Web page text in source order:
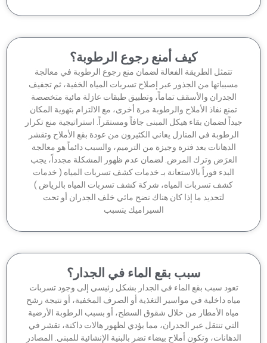
كيف أمنع رجوع الرطوبة؟
تتمثل الطريقة الفعالة لضمان منع رجوع الرطوبة في معالجة
من الجذور عبر إصلاح تسربات المياه الخفية، ثم تجفيف
الجدران والأسقف تماماً، وتطبيق طبقات عازلة مائية متخصصة
تمنع نفاذ الأملاح والرطوبة مرة أخرى، مع الالتزام بتهوية المكان
لضمان بقاء هيكل المبنى جافاً ومستقراً. استراتيجية منع تكرار
في المنازل يعاني الكثيرون من عودة بقع الأملاح وتقشر
الدهانات بعد فترة وجيزة من الترميم، والسبب دائماً هو معالجة
العرَض وترك المرض. لضمان عدم ظهور المشكلة مجدداً، يجب
البدء فوراً بالاستعانة بـ خدمات كشف تسربات المياه ( خدمات
كشف تسربات المياه، شركة كشف تسربات المياه بالرياض )
لتحديد ما إذا كان هناك نضح مائي خلف الجدران أو تحت
السيراميك يتسبب
سبب بقع الماء في الجدار؟
سبب بقع الماء في الجدار بشكل رئيسي إلى وجود تسربات
داخلية في مواسير التغذية أو الصرف المخفية، أو نتيجة رشح
الأمطار من خلال شقوق السطح، أو بسبب الرطوبة الأرضية
تنتقل عبر الجدران، مما يؤدي لظهور هالات داكنة، تقشر في
وتكون أملاح بيضاء تضر بالبنية الإنشائية للمبنى. المصادر